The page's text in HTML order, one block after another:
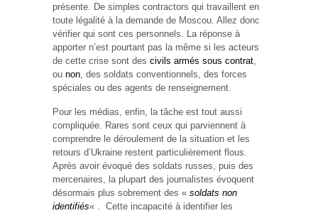
présente. De simples contractors qui travaillent en
toute légalité à la demande de Moscou. Allez donc
vérifier qui sont ces personnels. La réponse à
apporter n’est pourtant pas la même si les acteurs
de cette crise sont des civils armés sous contrat
ou non , des soldats conventionnels, des forces
spéciales ou des agents de renseignement.
Pour les médias, enfin, la tâche est tout aussi
compliquée. Rares sont ceux qui parviennent à
comprendre le déroulement de la situation et les
retours d’Ukraine restent particulièrement flous.
Après avoir évoqué des soldats russes, puis des
mercenaires, la plupart des journalistes évoquent
désormais plus sobrement des « soldats non
identifiés« . Cette incapacité à identifier les